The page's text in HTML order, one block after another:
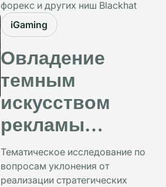
черных шляпах
форекс и других ниш Blackhat
iGaming
Овладение
темным
искусством
рекламы
азартных игр в
TikTok
Тематическое исследование по
вопросам уклонения от
реализации стратегических